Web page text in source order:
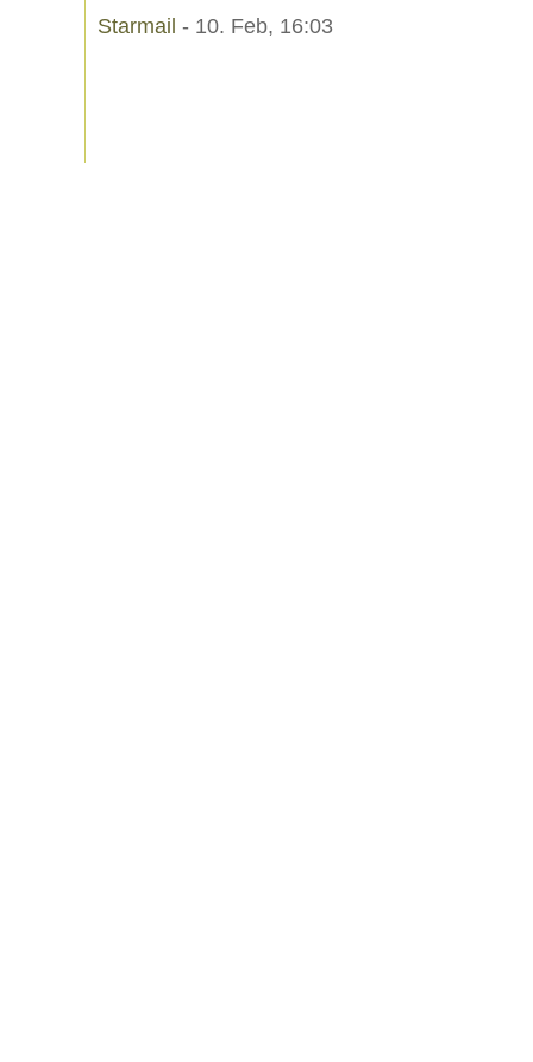
Starmail - 10. Feb, 16:03